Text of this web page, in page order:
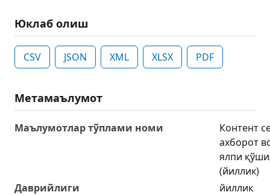
Юклаб олиш
CSV JSON XML XLSX PDF
Метамаълумот
Маълумотлар тўплами номи
Контент
ахборот
ялпи
(йиллик)
Даврийлиги
йиллик